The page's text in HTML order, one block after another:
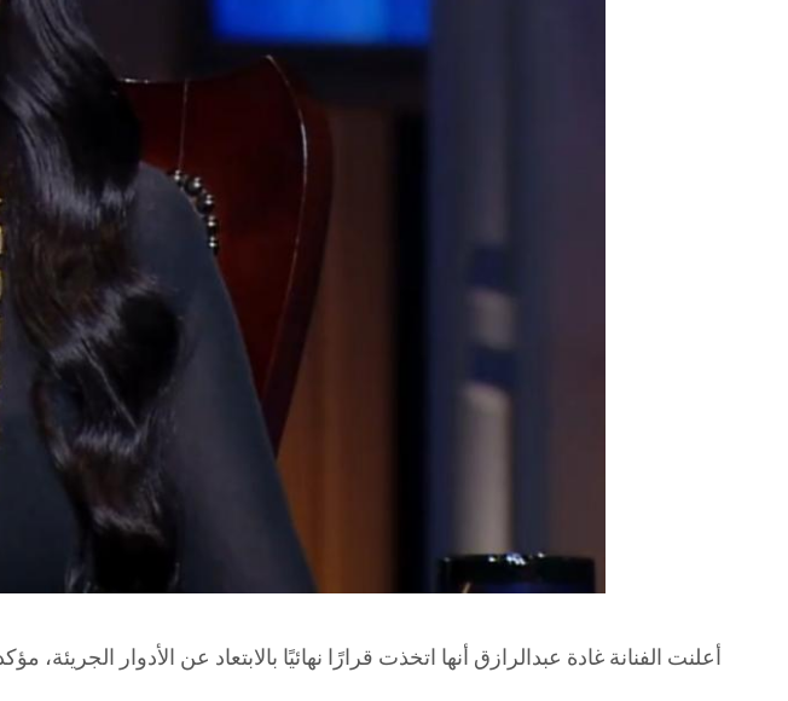
أعلنت الفنانة غادة عبدالرازق أنها اتخذت قرارًا نهائيًا بالابتعاد عن الأدوار